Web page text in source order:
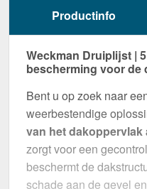
Productinfo
Weckman Druiplijst |
bescherming voor de
Bent u op zoek naar
weerbestendige
van het dakoppervlak
zorgt voor een
beschermt de
schade aan de gevel